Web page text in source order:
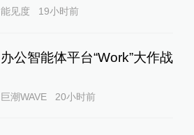
能见度 19小时前
办公智能体平台“Work”大作战
巨潮WAVE 20小时前